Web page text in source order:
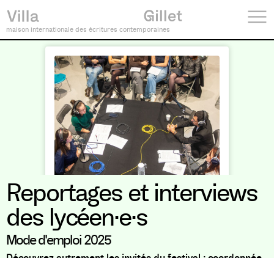
maison internationale des écritures contemporaines
Reportages et interviews
des lycéen·e·s
Mode d'emploi 2025